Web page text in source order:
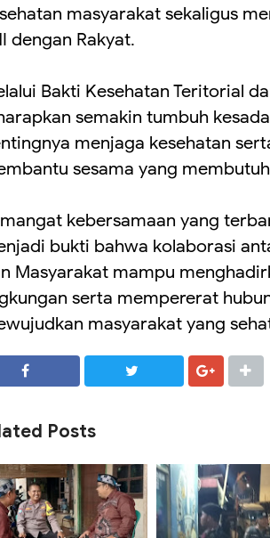
masyarakat sekaligus
dengan Rakyat.
Bakti Kesehatan Teritorial
semakin tumbuh
menjaga kesehatan
sesama yang
kebersamaan yang
bukti bahwa kolaborasi
Masyarakat mampu
serta mempererat
masyarakat yang
Posts